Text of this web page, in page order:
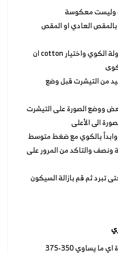
وليست معكوسة
بالمقص العادي او المقص
وضع وسادة على طاولة الكوي واختيار cotton ان
من التيشرت قبل وضع
ووضع الصورة على التيشرت
الى الأعلى
بالكوي مع ضغط متوسط
ونصف والتاكد من المرور على
تبرد ثم قم بازالة السيكون
الحرارة 175-185 درة اي ما يساوي 350-375